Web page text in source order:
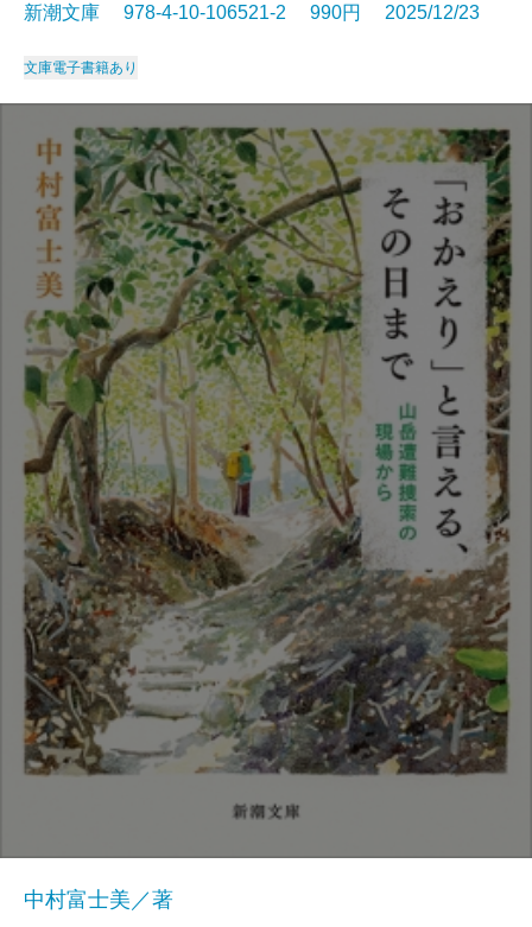
新潮文庫 978-4-10-106521-2 990円 2025/12/23
文庫電子書籍あり
中村富士美／著